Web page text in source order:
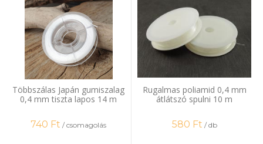
Többszálas Japán gumiszalag
0,4 mm tiszta lapos 14 m
740 Ft / csomagolás
Rugalmas poliamid 0,4 mm
átlátszó spulni 10 m
580 Ft / db